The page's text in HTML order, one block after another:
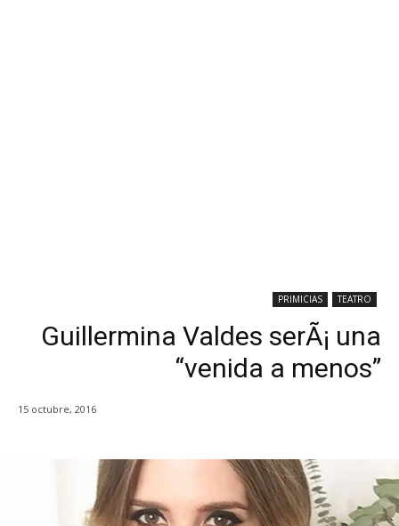
PRIMICIAS TEATRO
Guillermina Valdes serÃ¡ una
“venida a menos”
15 octubre, 2016